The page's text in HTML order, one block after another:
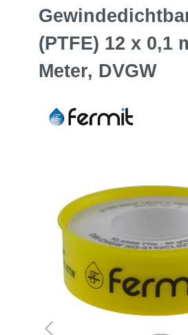
(PTFE) 12 x 0,1
Meter, DVGW